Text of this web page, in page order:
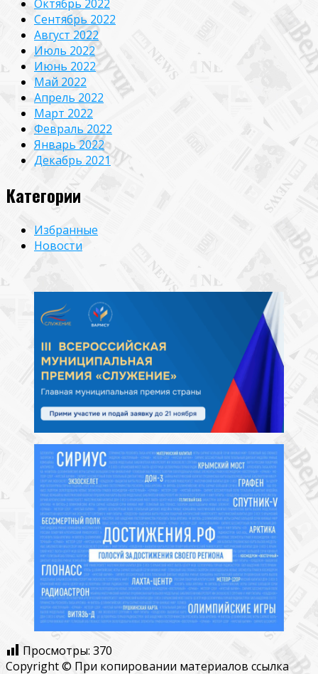
Октябрь 2022
Сентябрь 2022
Август 2022
Июль 2022
Июнь 2022
Май 2022
Апрель 2022
Март 2022
Февраль 2022
Январь 2022
Декабрь 2021
Категории
Избранные
Новости
Просмотры: 370
Copyright © При копировании материалов ссылка